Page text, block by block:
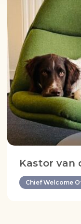
Kastor van
Chief Welcome